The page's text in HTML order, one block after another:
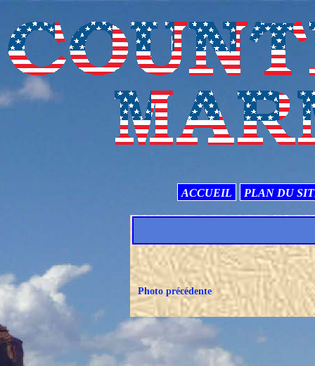
ACCUEIL PLAN DU
Photo précédente